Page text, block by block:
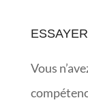
Vous